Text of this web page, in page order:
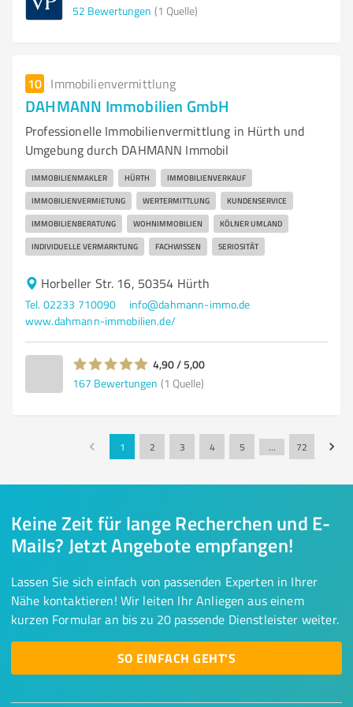
52 Bewertungen (1 Quelle)
10 Immobilienvermittlung
DAHMANN Immobilien GmbH
Professionelle Immobilienvermittlung in Hürth und
Umgebung durch DAHMANN Immobil
IMMOBILIENMAKLER HÜRTH IMMOBILIENVERKAUF
IMMOBILIENVERMIETUNG WERTERMITTLUNG KUNDENSERVICE
IMMOBILIENBERATUNG WOHNIMMOBILIEN KÖLNER UMLAND
INDIVIDUELLE VERMARKTUNG FACHWISSEN SERIOSITÄT
Horbeller Str. 16, 50354 Hürth
Tel. 02233 710090
info@dahmann-immo.de
www.dahmann-immobilien.de/
4,90 / 5,00
167 Bewertungen (1 Quelle)
1 2 3 4 5 … 72
Keine Zeit für lange Recherchen und E-
Mails? Jetzt Angebote empfangen!
Lassen Sie sich einfach von passenden Experten in Ihrer
Nähe kontaktieren! Wir leiten Ihr Anliegen aus einem
kurzen Formular an bis zu 20 passende Dienstleister weiter.
SO EINFACH GEHT'S